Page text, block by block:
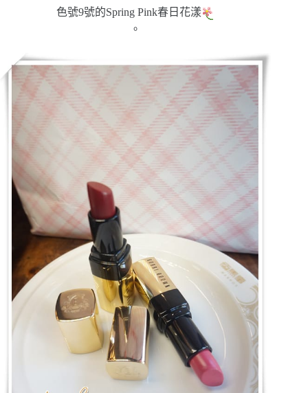
色號9號的Spring Pink春日花漾
。